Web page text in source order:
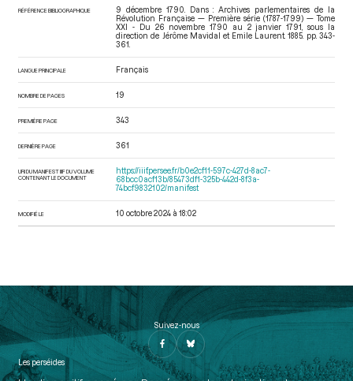
RÉFÉRENCE BIBLIOGRAPHIQUE
9 décembre 1790. Dans : Archives parlementaires de la
Révolution Française — Première série (1787-1799) — Tome
XXI - Du 26 novembre 1790 au 2 janvier 1791
, sous la
direction de Jérôme Mavidal et Emile Laurent. 1885. pp. 343-
361.
LANGUE PRINCIPALE Français
NOMBRE DE PAGES 19
PREMIÈRE PAGE 343
DERNIÈRE PAGE 361
URI DU MANIFEST IIIF DU VOLUME
CONTENANT LE DOCUMENT
https://iiif.persee.fr/b0e2cf11-597c-427d-8ac7-
68bcc0acf13b/85473df1-325b-442d-8f3a-
74bcf9832102/manifest
MODIFIÉ LE 10 octobre 2024 à 18:02
Suivez-nous
Les perséides